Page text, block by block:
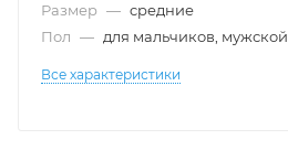
Размер — cредние
Пол — для мальчиков, мужской
Все характеристики